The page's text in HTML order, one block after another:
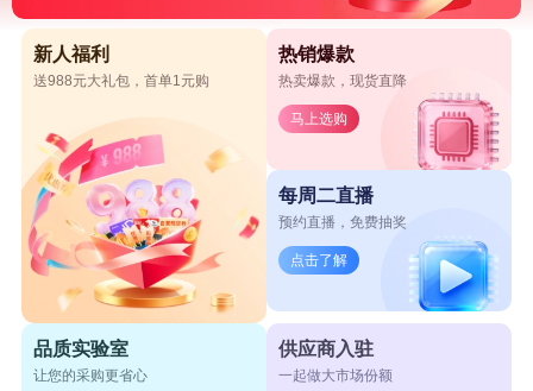
新人福利
送988元大礼包，首单1元购
热销爆款
热卖爆款，现货直降
马上选购
每周二直播
预约直播，免费抽奖
点击了解
品质实验室
让您的采购更省心
供应商入驻
一起做大市场份额